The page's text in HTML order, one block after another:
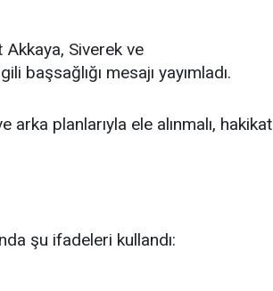
Siverek ve
başsağlığı mesajı yayımladı.
planlarıyla ele alınmalı, hakikat
şu ifadeleri kullandı: